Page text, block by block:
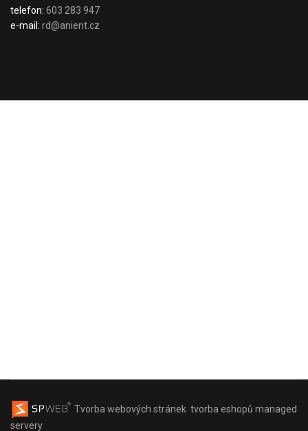
telefon: 603 283 947
e-mail: rd@anient.cz
Tvorba webových stránek tvorba eshopů managed
servery